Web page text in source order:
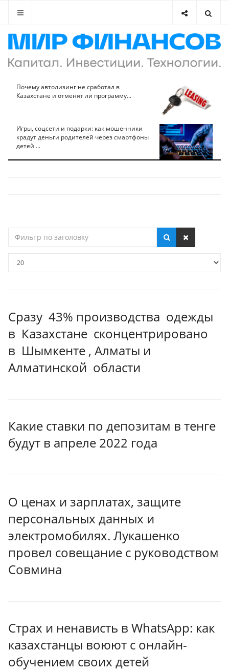
Почему автолизинг не сработал в
Казахстане и отменят ли программу...
Игры, соцсети и подарки: как мошенники
крадут деньги родителей через смартфоны
детей ...
по
Сразу 43% производства одежды
в Казахстане сконцентрировано
в Шымкенте , Алматы и
Алматинской области
Какие ставки по депозитам в тенге
будут в апреле 2022 года
О ценах и зарплатах, защите
персональных данных и
электромобилях. Лукашенко
провел совещание с руководством
Совмина
Страх и ненависть в WhatsApp: как
казахстанцы воюют с онлайн-
обучением своих детей